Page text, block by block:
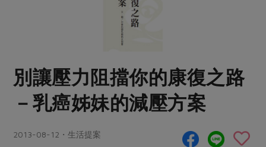
乳製品
肉品・水產
畜產肉類 水產
蛋料理
當季產品
傳到心坎裡，誠心又澎派
合作25-經典快閃最後一週
一籃菜真心話
樂齡生活 親子食育
廚房瑜伽
關注議題
合作社組織
員工與求才
產品檢驗
別讓壓力阻擋你的康復之路
－乳癌姊妹的減壓方案
2013-08-12・生活提案